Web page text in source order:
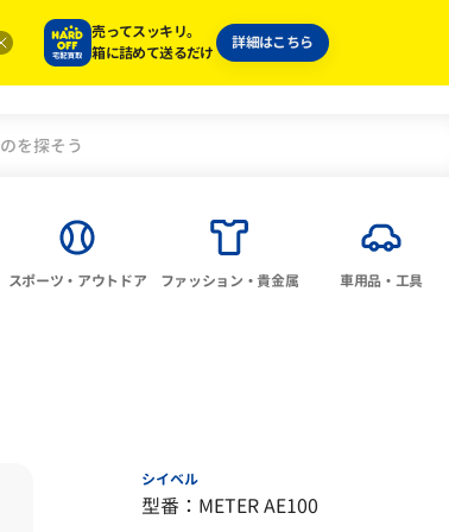
売ってスッキリ。
箱に詰めて送るだけ
詳細はこちら
スポーツ・アウトドア ファッション・貴金属 車用品・工具
シイベル
型番：METER AE100